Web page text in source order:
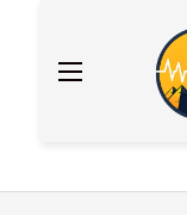
القائمة